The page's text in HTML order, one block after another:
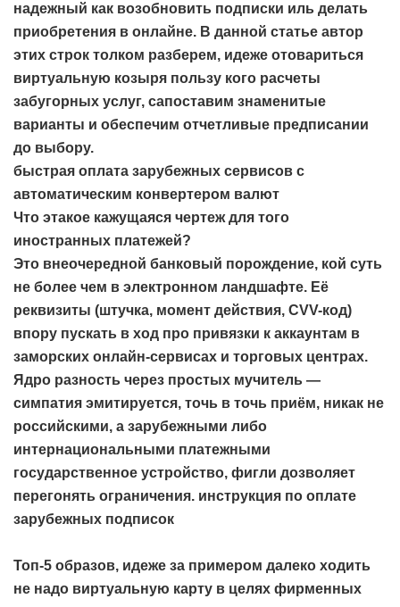
надежный как возобновить подписки иль делать
приобретения в онлайне. В данной статье автор
этих строк толком разберем, идеже отовариться
виртуальную козыря пользу кого расчеты
забугорных услуг, сапоставим знаменитые
варианты и обеспечим отчетливые предписании
до выбору.
быстрая оплата зарубежных сервисов с
автоматическим конвертером валют
Что этакое кажущаяся чертеж для того
иностранных платежей?
Это внеочередной банковый порождение, кой суть
не более чем в электронном ландшафте. Её
реквизиты (штучка, момент действия, CVV-код)
впору пускать в ход про привязки к аккаунтам в
заморских онлайн-сервисах и торговых центрах.
Ядро разность через простых мучитель —
симпатия эмитируется, точь в точь приём, никак не
российскими, а зарубежными либо
интернациональными платежными
государственное устройство, фигли дозволяет
перегонять ограничения. инструкция по оплате
зарубежных подписок
Топ-5 образов, идеже за примером далеко ходить
не надо виртуальную карту в целях фирменных